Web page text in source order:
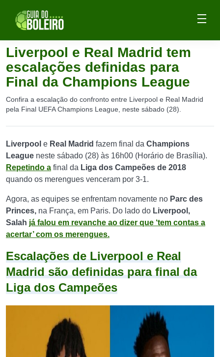
Liverpool e Real Madrid tem
escalações definidas para
Final da Champions League
Confira a escalação do confronto entre Liverpool e Real Madrid
pela Final UEFA Champions League, neste sábado (28).
Liverpool e Real Madrid fazem final da Champions
League neste sábado (28) às 16h00 (Horário de Brasília).
Repetindo a final da Liga dos Campeões de 2018
quando os merengues venceram por 3-1.
Agora, as equipes se enfrentam novamente no Parc des
Princes, na França, em Paris. Do lado do Liverpool,
Salah já falou em revanche ao dizer que ‘tem contas a
acertar’ com os merengues.
Escalações de Liverpool e Real
Madrid são definidas para final da
Liga dos Campeões